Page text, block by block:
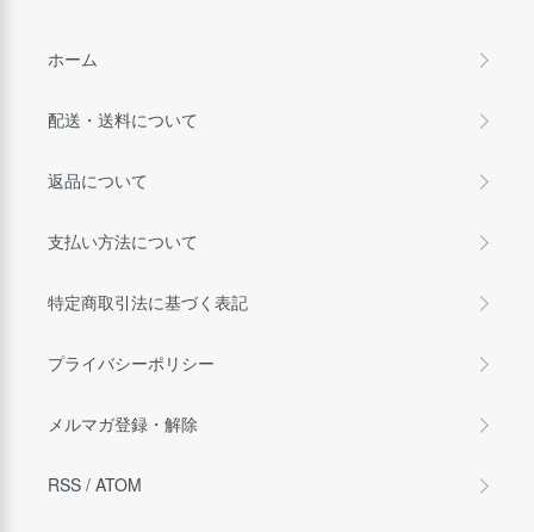
ホーム
配送・送料について
返品について
支払い方法について
特定商取引法に基づく表記
プライバシーポリシー
メルマガ登録・解除
RSS / ATOM